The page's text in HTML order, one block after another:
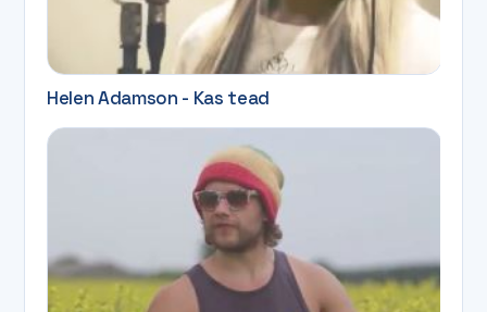
Helen Adamson - Kas tead